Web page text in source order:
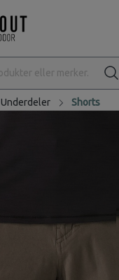
Underdeler Shorts